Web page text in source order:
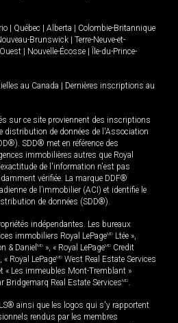
Québec Alberta
Colombie-Britannique
Brunswick
Terre-Neuve-et-
Nouvelle-Écosse
Île-du-Prince-
au Canada
Dernières inscriptions au
sur ce site proviennent des inscriptions
distribution de données de l'Association
SDD® met en référence des
immobilières autres que Royal
de l'information n'est pas
vérifiée. La marque DDF®
de l’immobilier (ACI) et identifie le
de données (SDD®).
indépendantes. Les bureaux
immobiliers Royal LePageMD Ltée »,
& Daniel MD », « Royal LePageMD Credit
« Royal LePageMD West Real Estate Services
« Les immeubles Mont-Tremblant »
Bridgemarq Real Estate ServicesMD.
ainsi que les logos qui s'y rapportent
rendus par les membres